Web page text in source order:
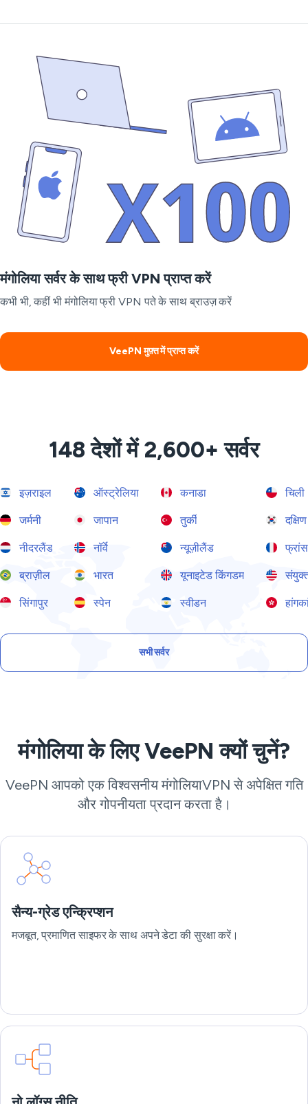
मंगोलिया सर्वर के साथ फ्री VPN प्राप्त करें
कभी भी, कहीं भी मंगोलिया फ्री VPN पते के साथ ब्राउज़ करें
VeePN मुफ़्त में प्राप्त करें
148 देशों में 2,600+ सर्वर
इज़राइल ऑस्ट्रेलिया कनाडा चिली
जर्मनी जापान तुर्की
नीदरलैंड नॉर्वे न्यूज़ीलैंड फ्रांस
ब्राज़ील भारत यूनाइटेड किंगडम
सिंगापुर स्पेन स्वीडन
सभी सर्वर
मंगोलिया के लिए VeePN क्यों चुनें?
VeePN आपको एक विश्वसनीय मंगोलियाVPN से अपेक्षित गति
और गोपनीयता प्रदान करता है।
सैन्य-ग्रेड एन्क्रिप्शन
मजबूत, प्रमाणित साइफर के साथ अपने डेटा की सुरक्षा करें।